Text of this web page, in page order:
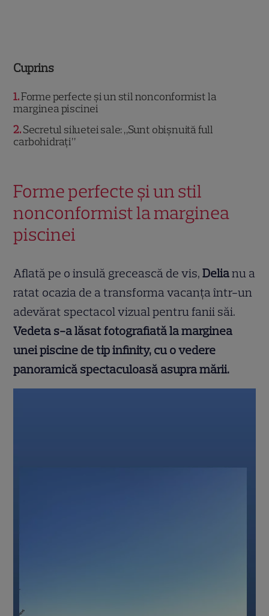
Cuprins
1 Forme perfecte și un stil nonconformist la
marginea piscinei
2 Secretul siluetei sale: „Sunt obișnuită full
carbohidrați”
Forme perfecte și un stil
nonconformist la marginea
piscinei
Aflată pe o insulă grecească de vis,Delianu a
ratat ocazia de a transforma vacanța într-un
adevărat spectacol vizual pentru fanii săi.
Vedeta s-a lăsat fotografiată la marginea
unei piscine de tip infinity, cu o vedere
panoramică spectaculoasă asupra mării.